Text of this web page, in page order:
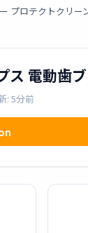
プロテクトクリー
ス 電動歯
: 5分前